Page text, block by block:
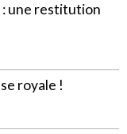
: une restitution
royale !